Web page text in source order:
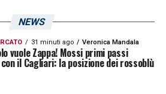
NEWS
31 minuti ago Veronica Mandala
vuole Zappa! Mossi primi passi
il Cagliari: la posizione dei rossoblù